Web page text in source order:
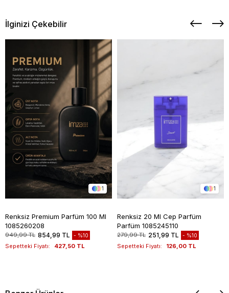
İlginizi Çekebilir
1
Renksiz Premium Parfüm 100 Ml
1085260208
949,99 TL 854,99 TL %10
Sepetteki Fiyatı: 427,50 TL
1
Renksiz 20 Ml Cep Parfüm
Parfüm 1085245110
279,99 TL 251,99 TL %10
Sepetteki Fiyatı: 126,00 TL